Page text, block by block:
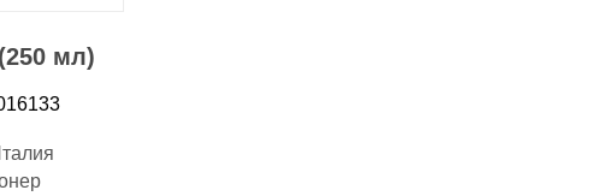
мл)